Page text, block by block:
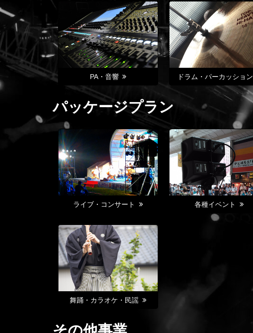
PA・音響 ドラム・パーカッション
パッケージプラン
ライブ・コンサート 各種イベント
舞踊・カラオケ・民謡